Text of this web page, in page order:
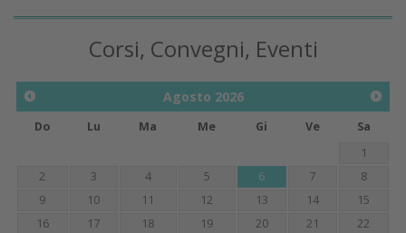
Corsi, Convegni, Eventi
Agosto 2026
Do Lu Ma Me Gi Ve
Sa
1
2
3 4 5 6 7
8
9
10 11 12 13 14
15
16
17 18 19 20 21
22